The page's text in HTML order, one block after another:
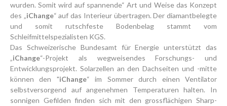
wurden. Somit wird auf spannende“ Art und Weise das Konzept
des „iChange“ auf das Interieur übertragen. Der diamantbelegte
und somit rutschfeste Bodenbelag stammt vom
Schleifmittelspezialisten KGS.
Das Schweizerische Bundesamt für Energie unterstützt das
„iChange“-Projekt als wegweisendes Forschungs- und
Entwicklungsprojekt. Solarzellen an den Dachseiten und -mitte
können den "iChange“ im Sommer durch einen Ventilator
selbstversorgend auf angenehmen Temperaturen halten. In
sonnigen Gefilden finden sich mit den grossflächigen Sharp-